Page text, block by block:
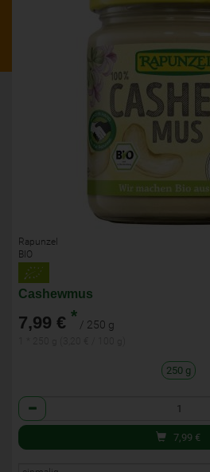
Rapunzel
BIO
Cashewmus
7,99 € * / 250 g
250 g
Anzahl
7,99 €